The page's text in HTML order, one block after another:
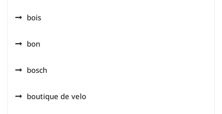
bois
bon
bosch
boutique de velo